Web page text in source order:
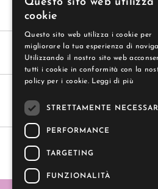
SERVIZIO CLIENTI
IL MIO ACCOUNT
cookie
Questo sito web utilizza i cookie per
migliorare la tua esperienza di
Utilizzando il nostro sito web
tutti i cookie in conformità con la
policy per i cookie. Leggi di più
STRETTAMENTE NECESSARI
PERFORMANCE
TARGETING
FUNZIONALITÀ